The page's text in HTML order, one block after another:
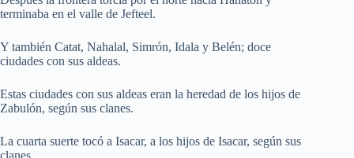
terminaba en el valle de Jefteel.
Y también Catat, Nahalal, Simrón, Idala y Belén; doce
ciudades con sus aldeas.
Estas ciudades con sus aldeas eran la heredad de los hijos de
Zabulón, según sus clanes.
La cuarta suerte tocó a Isacar, a los hijos de Isacar, según sus